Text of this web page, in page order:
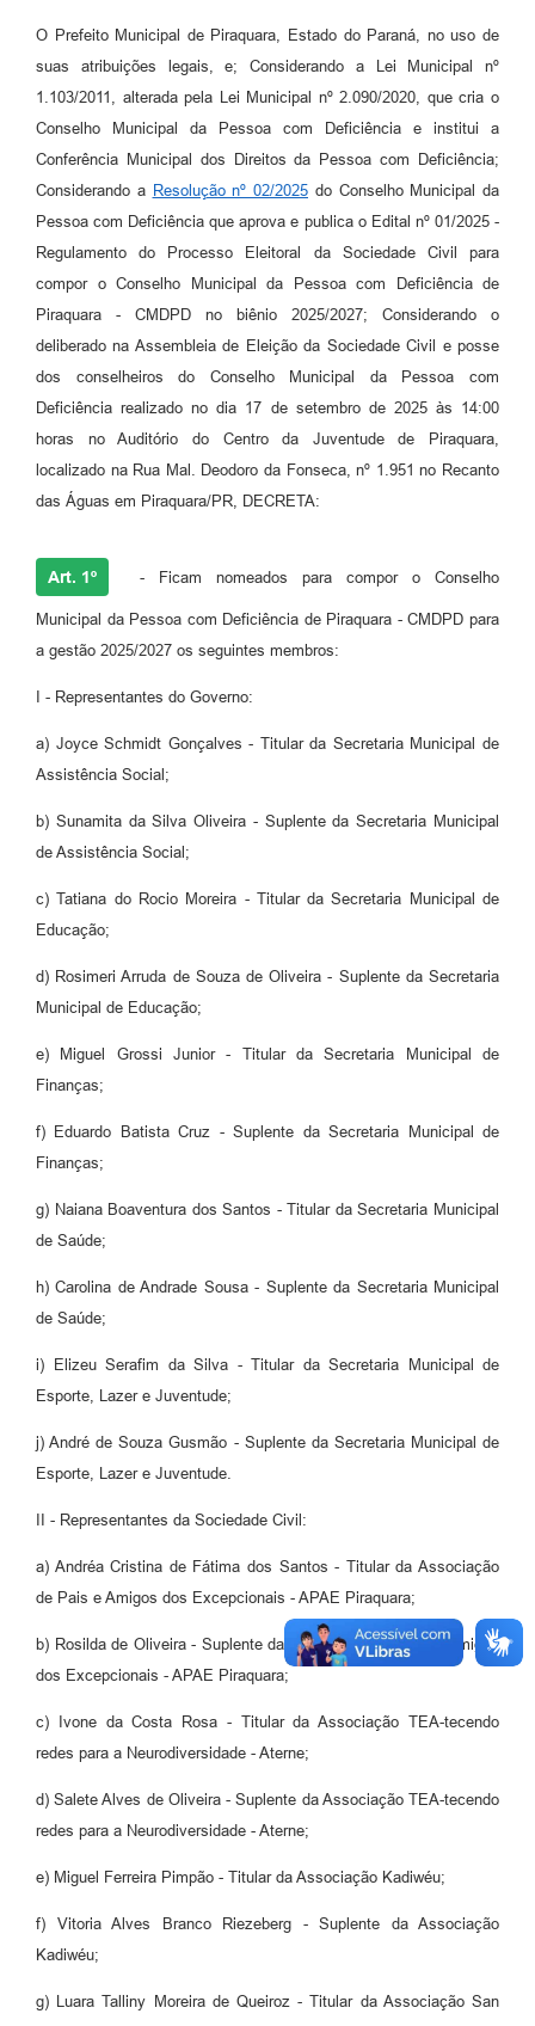
O Prefeito Municipal de Piraquara, Estado do Paraná, no uso de
suas atribuições legais, e; Considerando a Lei Municipal nº
1.103/2011, alterada pela Lei Municipal nº 2.090/2020, que cria o
Conselho Municipal da Pessoa com Deficiência e institui a
Conferência Municipal dos Direitos da Pessoa com Deficiência;
Considerando a Resolução nº 02/2025 do Conselho Municipal da
Pessoa com Deficiência que aprova e publica o Edital nº 01/2025 -
Regulamento do Processo Eleitoral da Sociedade Civil para
compor o Conselho Municipal da Pessoa com Deficiência de
Piraquara - CMDPD no biênio 2025/2027; Considerando o
deliberado na Assembleia de Eleição da Sociedade Civil e posse
dos conselheiros do Conselho Municipal da Pessoa com
Deficiência realizado no dia 17 de setembro de 2025 às 14:00
horas no Auditório do Centro da Juventude de Piraquara,
localizado na Rua Mal. Deodoro da Fonseca, nº 1.951 no Recanto
das Águas em Piraquara/PR, DECRETA:
Art. 1º - Ficam nomeados para compor o Conselho
Municipal da Pessoa com Deficiência de Piraquara - CMDPD para
a gestão 2025/2027 os seguintes membros:
I - Representantes do Governo:
a) Joyce Schmidt Gonçalves - Titular da Secretaria Municipal de
Assistência Social;
b) Sunamita da Silva Oliveira - Suplente da Secretaria Municipal
de Assistência Social;
c) Tatiana do Rocio Moreira - Titular da Secretaria Municipal de
Educação;
d) Rosimeri Arruda de Souza de Oliveira - Suplente da Secretaria
Municipal de Educação;
e) Miguel Grossi Junior - Titular da Secretaria Municipal de
Finanças;
f) Eduardo Batista Cruz - Suplente da Secretaria Municipal de
Finanças;
g) Naiana Boaventura dos Santos - Titular da Secretaria Municipal
de Saúde;
h) Carolina de Andrade Sousa - Suplente da Secretaria Municipal
de Saúde;
i) Elizeu Serafim da Silva - Titular da Secretaria Municipal de
Esporte, Lazer e Juventude;
j) André de Souza Gusmão - Suplente da Secretaria Municipal de
Esporte, Lazer e Juventude.
II - Representantes da Sociedade Civil:
a) Andréa Cristina de Fátima dos Santos - Titular da Associação
de Pais e Amigos dos Excepcionais - APAE Piraquara;
b) Rosilda de Oliveira - Suplente da Associação de Pais e Amigos
dos Excepcionais - APAE Piraquara;
c) Ivone da Costa Rosa - Titular da Associação TEA-tecendo
redes para a Neurodiversidade - Aterne;
d) Salete Alves de Oliveira - Suplente da Associação TEA-tecendo
redes para a Neurodiversidade - Aterne;
e) Miguel Ferreira Pimpão - Titular da Associação Kadiwéu;
f) Vitoria Alves Branco Riezeberg - Suplente da Associação
Kadiwéu;
g) Luara Talliny Moreira de Queiroz - Titular da Associação San